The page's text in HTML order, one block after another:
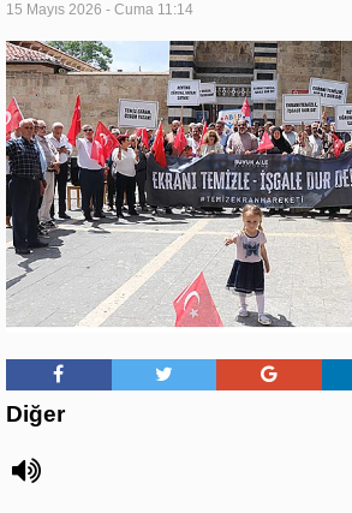
15 Mayıs 2026 - Cuma 11:14
Diğer